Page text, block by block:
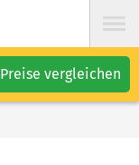
Preise vergleichen